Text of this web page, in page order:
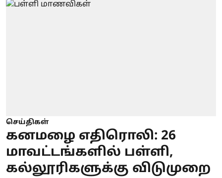
செய்திகள்
கனமழை எதிரொலி: 26
மாவட்டங்களில் பள்ளி,
கல்லூரிகளுக்கு விடுமுறை